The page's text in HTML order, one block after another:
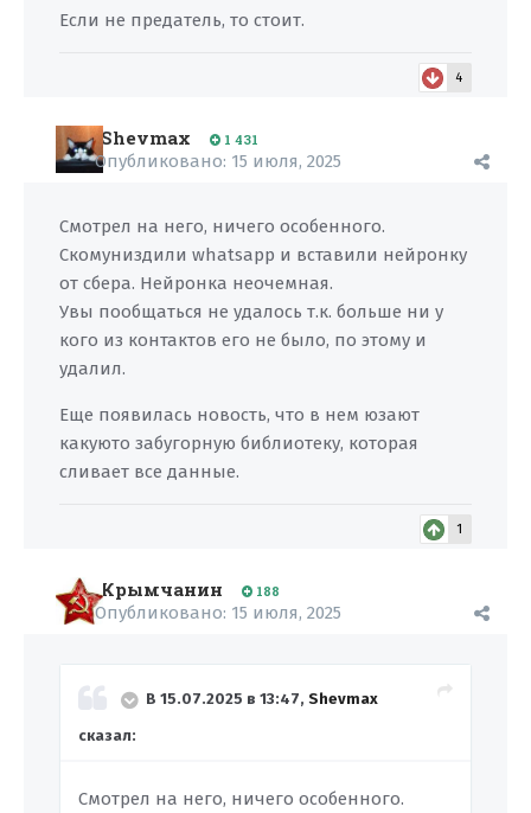
Если не предатель, то стоит.
4
Shevmax 1 431
Опубликовано: 15 июля, 2025
Смотрел на него, ничего особенного.
Скомуниздили whatsapp и вставили нейронку
от сбера. Нейронка неочемная.
Увы пообщаться не удалось т.к. больше ни у
кого из контактов его не было, по этому и
удалил.
Еще появилась новость, что в нем юзают
какуюто забугорную библиотеку, которая
сливает все данные.
1
Крымчанин 188
Опубликовано: 15 июля, 2025
В 15.07.2025 в 13:47, Shevmax
сказал:
Смотрел на него, ничего особенного.